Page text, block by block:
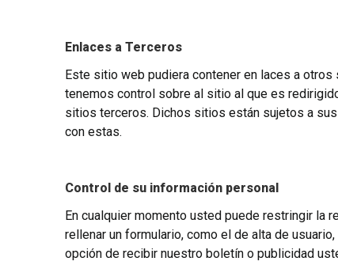
Enlaces a Terceros
Este sitio web pudiera contener en laces a
tenemos control sobre al sitio al que es
sitios terceros. Dichos sitios están sujetos a
con estas.
Control de su información personal
En cualquier momento usted puede restringir la
rellenar un formulario, como el de alta de
opción de recibir nuestro boletín o publicidad